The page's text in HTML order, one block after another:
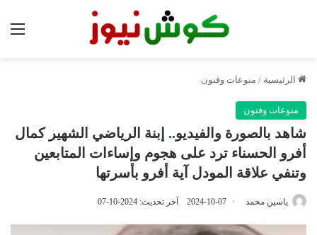
الرئيسية / منوعات وفنون
منوعات وفنون
شاهد بالصورة والفيديو.. إبنة الرياضي الشهير كمال
أفرو الحسناء ترد على هجوم وإساءات المتابعين
وتنفي علاقة المودل آية أفرو بأسرتها
ياسين محمد 2024-10-07 آخر تحديث: 2024-10-07